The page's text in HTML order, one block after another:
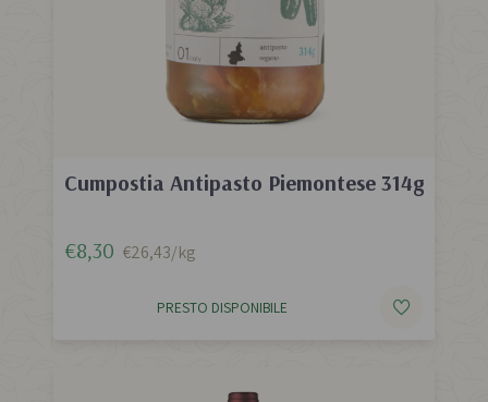
Cumpostia Antipasto Piemontese 314g
€8,30 €26,43/kg
PRESTO DISPONIBILE